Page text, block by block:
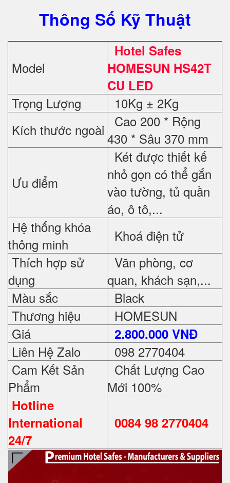
Thông Số Kỹ Thuật
Model
Hotel Safes
HOMESUN HS42T
CU LED
Trọng Lượng
10Kg ± 2Kg
Kích thước ngoài
Cao 200 * Rộng
430 * Sâu 370 mm
Ưu điểm
Két được thiết kế
nhỏ gọn có thể gắn
vào tường, tủ quần
áo, ô tô,...
Hệ thống khóa
thông minh
Khoá điện tử
Thích hợp sử
dụng
Văn phòng, cơ
quan, khách sạn,...
Màu sắc
Black
Thương hiệu
HOMESUN
Giá
2.800.000 VNĐ
Liên Hệ Zalo
098 2770404
Cam Kết Sản
Phẩm
Chất Lượng Cao
Mới 100%
Hotline
International
24/7
0084 98 2770404